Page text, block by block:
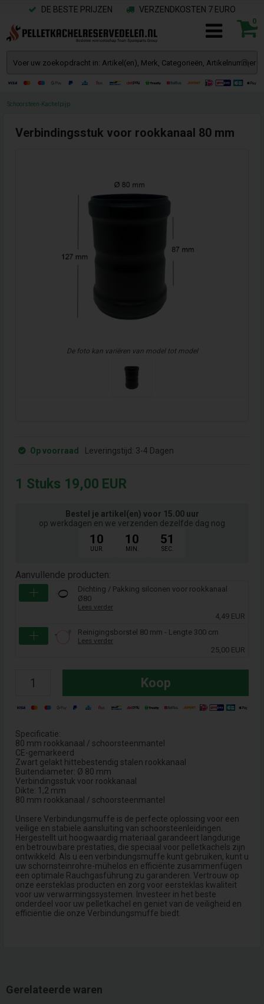
DE BESTE PRIJZEN VERZENDKOSTEN 7 EURO
0
Schoorsteen-Kachelpijp
Verbindingsstuk voor rookkanaal 80 mm
De foto kan variëren van model tot model
Leveringstijd: 3-4 Dagen
Op voorraad
1 Stuks 19,00 EUR
Bestel je artikel(en) voor 15.00 uur
op werkdagen en we verzenden dezelfde dag nog
10
UUR.
10
MIN.
50
SEC.
Aanvullende producten:
Dichting / Pakking silconen voor rookkanaal
Ø80
Lees verder
4,49 EUR
Reinigingsborstel 80 mm - Lengte 300 cm
Lees verder
25,00 EUR
Koop
Specificatie:
80 mm rookkanaal / schoorsteenmantel
CE-gemarkeerd
Zwart gelakt hittebestendig stalen rookkanaal
Buitendiameter: Ø 80 mm
Verbindingsstuk voor rookkanaal
Dikte: 1,2 mm
80 mm rookkanaal / schoorsteenmantel
Unsere Verbindungsmuffe is de perfecte oplossing voor een
veilige en stabiele aansluiting van schoorsteenleidingen.
Hergestellt uit hoogwaardig materiaal garandeert langdurige
en betrouwbare prestaties, die speciaal voor pelletkachels zijn
ontwikkeld. Als u een verbindungsmuffe kunt gebruiken, kunt u
uw schornsteinrohre-mühelos en efficiënte zusammenfügen
een optimale Rauchgasführung zu garanderen. Vertrouw op
onze eersteklas producten en zorg voor eersteklas kwaliteit
voor uw verwarmingssystemen. Investeer in het beste
onderdeel voor uw pelletkachel en geniet van de veiligheid en
efficiëntie die onze Verbindungsmuffe biedt.
Gerelateerde waren